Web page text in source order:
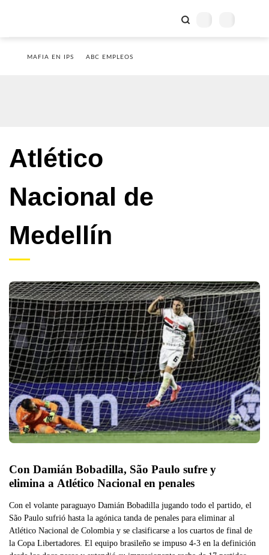
MAFIA EN IPS ABC EMPLEOS
Atlético
Nacional de
Medellín
Con Damián Bobadilla, São Paulo sufre y
elimina a Atlético Nacional en penales
Con el volante paraguayo Damián Bobadilla jugando todo el partido, el
São Paulo sufrió hasta la agónica tanda de penales para eliminar al
Atlético Nacional de Colombia y se clasificarse a los cuartos de final de
la Copa Libertadores. El equipo brasileño se impuso 4-3 en la definición